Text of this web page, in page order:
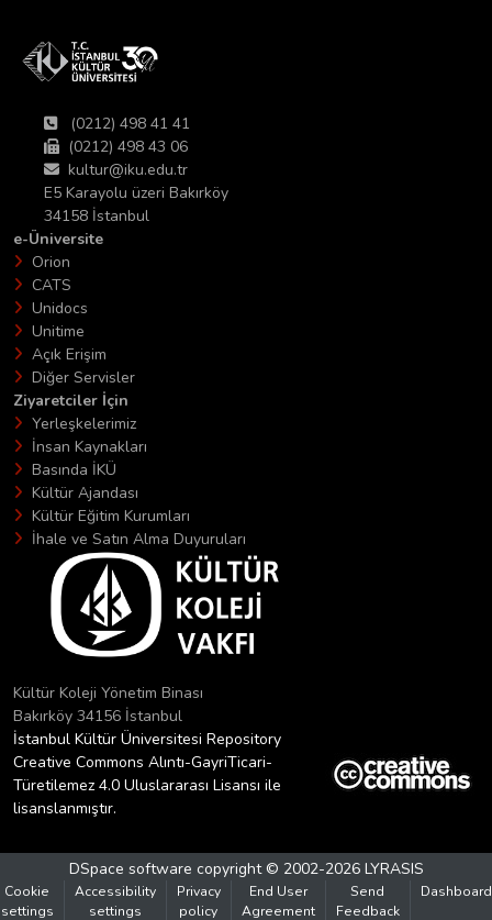
(0212) 498 41 41
(0212) 498 43 06
kultur@iku.edu.tr
E5 Karayolu üzeri Bakırköy
34158 İstanbul
e-Üniversite
Orion
CATS
Unidocs
Unitime
Açık Erişim
Diğer Servisler
Ziyaretciler İçin
Yerleşkelerimiz
İnsan Kaynakları
Basında İKÜ
Kültür Ajandası
Kültür Eğitim Kurumları
İhale ve Satın Alma Duyuruları
Kültür Koleji Yönetim Binası
Bakırköy 34156 İstanbul
İstanbul Kültür Üniversitesi Repository
Creative Commons Alıntı-GayriTicari-
Türetilemez 4.0 Uluslararası Lisansı ile
lisanslanmıştır.
DSpace software copyright © 2002-2026 LYRASIS
Cookie
settings
Accessibility
settings
Privacy
policy
End User
Agreement
Send
Feedback
Dashboard